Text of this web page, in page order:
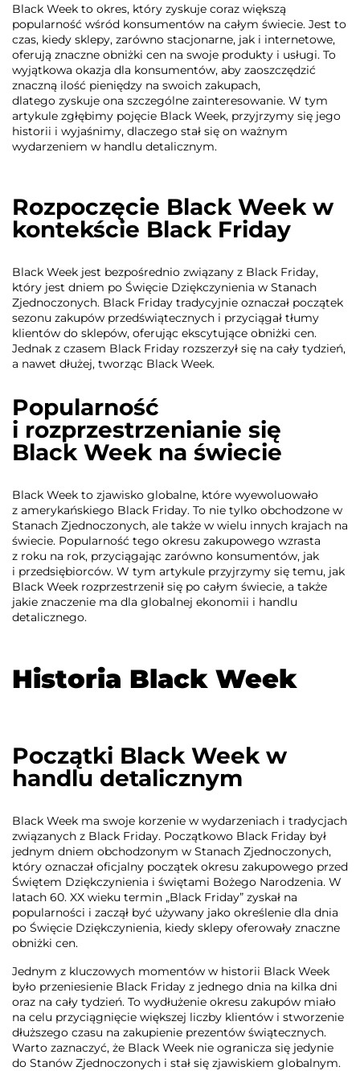
Black Week to okres, który zyskuje coraz większą
popularność wśród konsumentów na całym świecie. Jest to
czas, kiedy sklepy, zarówno stacjonarne, jak i internetowe,
oferują znaczne obniżki cen na swoje produkty i usługi. To
wyjątkowa okazja dla konsumentów, aby zaoszczędzić
znaczną ilość pieniędzy na swoich zakupach,
dlatego zyskuje ona szczególne zainteresowanie. W tym
artykule zgłębimy pojęcie Black Week, przyjrzymy się jego
historii i wyjaśnimy, dlaczego stał się on ważnym
wydarzeniem w handlu detalicznym.
Rozpoczęcie Black Week w
kontekście Black Friday
Black Week jest bezpośrednio związany z Black Friday,
który jest dniem po Święcie Dziękczynienia w Stanach
Zjednoczonych. Black Friday tradycyjnie oznaczał początek
sezonu zakupów przedświątecznych i przyciągał tłumy
klientów do sklepów, oferując ekscytujące obniżki cen.
Jednak z czasem Black Friday rozszerzył się na cały tydzień,
a nawet dłużej, tworząc Black Week.
Popularność
i rozprzestrzenianie się
Black Week na świecie
Black Week to zjawisko globalne, które wyewoluowało
z amerykańskiego Black Friday. To nie tylko obchodzone w
Stanach Zjednoczonych, ale także w wielu innych krajach na
świecie. Popularność tego okresu zakupowego wzrasta
z roku na rok, przyciągając zarówno konsumentów, jak
i przedsiębiorców. W tym artykule przyjrzymy się temu, jak
Black Week rozprzestrzenił się po całym świecie, a także
jakie znaczenie ma dla globalnej ekonomii i handlu
detalicznego.
Historia Black Week
Początki Black Week w
handlu detalicznym
Black Week ma swoje korzenie w wydarzeniach i tradycjach
związanych z Black Friday. Początkowo Black Friday był
jednym dniem obchodzonym w Stanach Zjednoczonych,
który oznaczał oficjalny początek okresu zakupowego przed
Świętem Dziękczynienia i świętami Bożego Narodzenia. W
latach 60. XX wieku termin „Black Friday” zyskał na
popularności i zaczął być używany jako określenie dla dnia
po Święcie Dziękczynienia, kiedy sklepy oferowały znaczne
obniżki cen.
Jednym z kluczowych momentów w historii Black Week
było przeniesienie Black Friday z jednego dnia na kilka dni
oraz na cały tydzień. To wydłużenie okresu zakupów miało
na celu przyciągnięcie większej liczby klientów i stworzenie
dłuższego czasu na zakupienie prezentów świątecznych.
Warto zaznaczyć, że Black Week nie ogranicza się jedynie
do Stanów Zjednoczonych i stał się zjawiskiem globalnym.